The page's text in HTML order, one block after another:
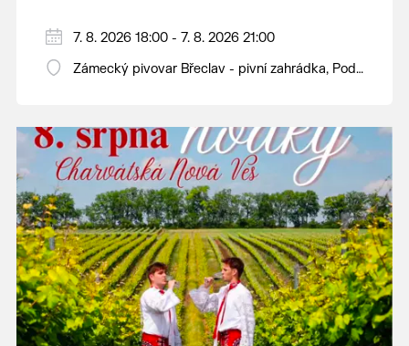
7. 8. 2026 18:00 - 7. 8. 2026 21:00
Zámecký pivovar Břeclav - pivní zahrádka, Pod